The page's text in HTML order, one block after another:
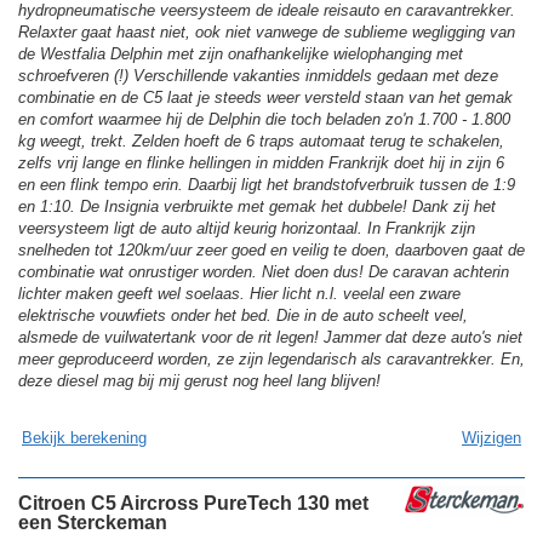
hydropneumatische veersysteem de ideale reisauto en caravantrekker.
Relaxter gaat haast niet, ook niet vanwege de sublieme wegligging van
de Westfalia Delphin met zijn onafhankelijke wielophanging met
schroefveren (!) Verschillende vakanties inmiddels gedaan met deze
combinatie en de C5 laat je steeds weer versteld staan van het gemak
en comfort waarmee hij de Delphin die toch beladen zo'n 1.700 - 1.800
kg weegt, trekt. Zelden hoeft de 6 traps automaat terug te schakelen,
zelfs vrij lange en flinke hellingen in midden Frankrijk doet hij in zijn 6
en een flink tempo erin. Daarbij ligt het brandstofverbruik tussen de 1:9
en 1:10. De Insignia verbruikte met gemak het dubbele! Dank zij het
veersysteem ligt de auto altijd keurig horizontaal. In Frankrijk zijn
snelheden tot 120km/uur zeer goed en veilig te doen, daarboven gaat de
combinatie wat onrustiger worden. Niet doen dus! De caravan achterin
lichter maken geeft wel soelaas. Hier licht n.l. veelal een zware
elektrische vouwfiets onder het bed. Die in de auto scheelt veel,
alsmede de vuilwatertank voor de rit legen! Jammer dat deze auto's niet
meer geproduceerd worden, ze zijn legendarisch als caravantrekker. En,
deze diesel mag bij mij gerust nog heel lang blijven!
Bekijk berekening Wijzigen
Citroen C5 Aircross PureTech 130 met
een Sterckeman